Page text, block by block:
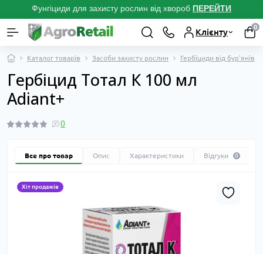
Фунгіциди для захисту рослин від хвороб ПЕРЕЙТИ
Клієнту
0
Каталог товарів Засоби захисту рослин Гербіциди від бур'янів
Гербіцид Тотал К 100 мл
Adiant+
0
Все про товар Опис Характеристики Відгуки 0
Хіт продажів